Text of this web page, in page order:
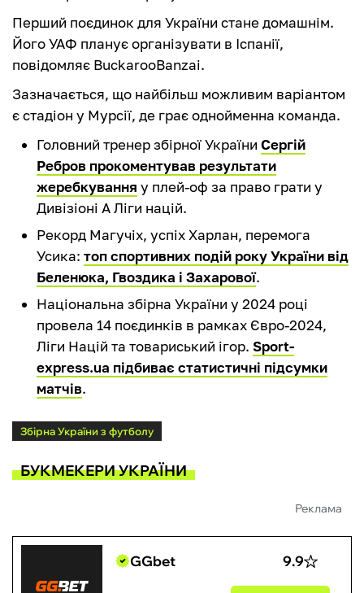
Перший поєдинок для України стане домашнім.
Його УАФ планує організувати в Іспанії,
повідомляє BuckarooBanzai.
Зазначається, що найбільш можливим варіантом
є стадіон у Мурсії, де грає однойменна команда.
Головний тренер збірної України Сергій
Ребров прокоментував результати
жеребкування у плей-оф за право грати у
Дивізіоні А Ліги націй.
Рекорд Магучіх, успіх Харлан, перемога
Усика: топ спортивних подій року України від
Беленюка, Гвоздика і Захарової.
Національна збірна України у 2024 році
провела 14 поєдинків в рамках Євро-2024,
Ліги Націй та товариський ігор. Sport-
express.ua підбиває статистичні підсумки
матчів.
Збірна України з футболу
БУКМЕКЕРИ УКРАЇНИ
Реклама
GGbet 9.9